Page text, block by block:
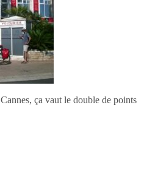
ça vaut le double de points